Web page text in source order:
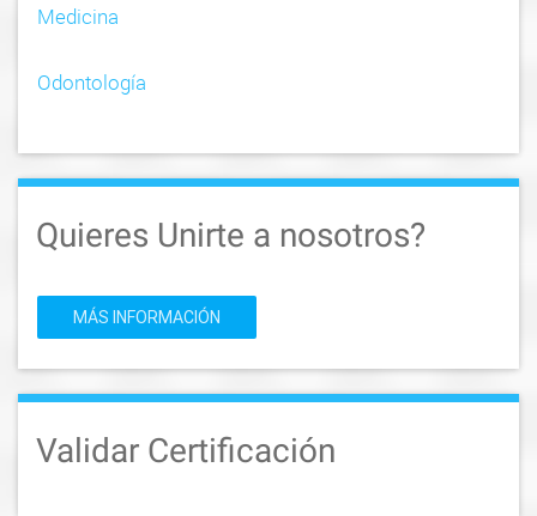
Medicina
Odontología
Quieres Unirte a nosotros?
MÁS INFORMACIÓN
Validar Certificación